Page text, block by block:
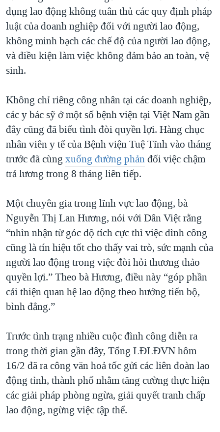
dụng lao động không tuân thủ các quy định pháp
luật của doanh nghiệp đối với người lao động,
không minh bạch các chế độ của người lao động,
và điều kiện làm việc không đảm bảo an toàn, vệ
sinh.
Không chỉ riêng công nhân tại các doanh nghiệp,
các y bác sỹ ở một số bệnh viện tại Việt Nam gần
đây cũng đã biểu tình đòi quyền lợi. Hàng chục
nhân viên y tế của Bệnh viện Tuệ Tĩnh vào tháng
trước đã cùng xuống đường phảnđối việc chậm
trả lương trong 8 tháng liên tiếp.
Một chuyên gia trong lĩnh vực lao động, bà
Nguyễn Thị Lan Hương, nói với Dân Việt rằng
“nhìn nhận từ góc độ tích cực thì việc đình công
cũng là tín hiệu tốt cho thấy vai trò, sức mạnh của
người lao động trong việc đòi hỏi thương thảo
quyền lợi.” Theo bà Hương, điều này “góp phần
cải thiện quan hệ lao động theo hướng tiến bộ,
bình đẳng.”
Trước tình trạng nhiều cuộc đình công diễn ra
trong thời gian gần đây, Tổng LĐLĐVN hôm
16/2 đã ra công văn hoả tốc gửi các liên đoàn lao
động tỉnh, thành phố nhằm tăng cường thực hiện
các giải pháp phòng ngừa, giải quyết tranh chấp
lao động, ngừng việc tập thể.